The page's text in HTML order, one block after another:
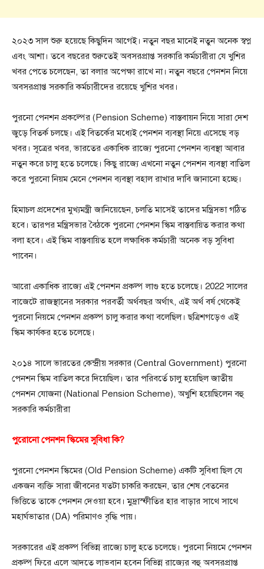
২০২৩ সাল শুরু হয়েছে কিছুদিন আগেই। নতুন বছর মানেই নতুন অনেক স্বপ্ন
এবং আশা। তবে বছরের শুরুতেই অবসরপ্রাপ্ত সরকারি কর্মচারীরা যে খুশির
খবর পেতে চলেছেন, তা বলার অপেক্ষা রাখে না। নতুন বছরে পেনশন নিয়ে
অবসরপ্রাপ্ত সরকারি কর্মচারীদের রয়েছে খুশির খবর।
পুরনো পেনশন প্রকল্পের (Pension Scheme) বাস্তবায়ন নিয়ে সারা দেশ
জুড়ে বিতর্ক চলছে। এই বিতর্কের মধ্যেই পেনশন ব্যবস্থা নিয়ে এসেছে বড়
খবর। সূত্রের খবর, ভারতের একাধিক রাজ্যে পুরনো পেনশন ব্যবস্থা আবার
নতুন করে চালু হতে চলেছে। কিছু রাজ্যে এখনো নতুন পেনশন ব্যবস্থা বাতিল
করে পুরনো নিয়ম মেনে পেনশন ব্যবস্থা বহাল রাখার দাবি জানানো হচ্ছে।
হিমাচল প্রদেশের মুখ্যমন্ত্রী জানিয়েছেন, চলতি মাসেই তাদের মন্ত্রিসভা গঠিত
হবে। তারপর মন্ত্রিসভার বৈঠকে পুরনো পেনশন স্কিম বাস্তবায়িত করার কথা
বলা হবে। এই স্কিম বাস্তবায়িত হলে লক্ষাধিক কর্মচারী অনেক বড় সুবিধা
পাবেন।
আরো একাধিক রাজ্যে এই পেনশন প্রকল্প লাগু হতে চলেছে। 2022 সালের
বাজেটে রাজস্থানের সরকার পরবর্তী অর্থবছর অর্থাৎ, এই অর্থ বর্ষ থেকেই
পুরনো নিয়মে পেনশন প্রকল্প চালু করার কথা বলেছিল। ছত্রিশগড়েও এই
স্কিম কার্যকর হতে চলেছে।
২০১৪ সালে ভারতের কেন্দ্রীয় সরকার (Central Government) পুরনো
পেনশন স্কিম বাতিল করে দিয়েছিল। তার পরিবর্তে চালু হয়েছিল জাতীয়
পেনশন যোজনা (National Pension Scheme), অখুশি হয়েছিলেন বহু
সরকারি কর্মচারীরা
পুরোনো পেনশন স্কিমের সুবিধা কি?
পুরনো পেনশন স্কিমের (Old Pension Scheme) একটি সুবিধা ছিল যে
একজন ব্যক্তি সারা জীবনের যতটা চাকরি করছেন, তার শেষ বেতনের
ভিত্তিতে তাকে পেনশন দেওয়া হবে। মুদ্রাস্ফীতির হার বাড়ার সাথে সাথে
মহার্ঘভাতার (DA) পরিমাণও বৃদ্ধি পায়।
সরকারের এই প্রকল্প বিভিন্ন রাজ্যে চালু হতে চলেছে। পুরনো নিয়মে পেনশন
প্রকল্প ফিরে এলে আদতে লাভবান হবেন বিভিন্ন রাজ্যের বহু অবসরপ্রাপ্ত